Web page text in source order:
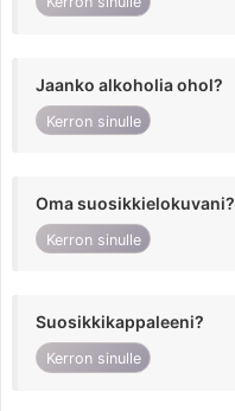
Jaanko alkoholia ohol?
Kerron sinulle
Oma suosikkielokuvani?
Kerron sinulle
Suosikkikappaleeni?
Kerron sinulle